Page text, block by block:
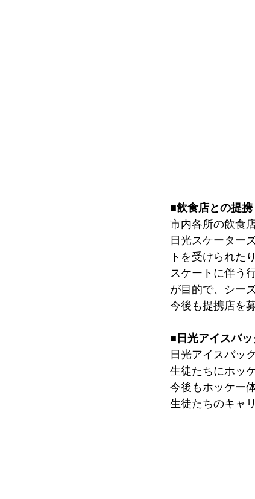
■飲食店との提携
市内各所の飲食
日光スケーター
トを受けられた
スケートに伴う
が目的で、シー
今後も提携店を
■日光アイスバ
日光アイスバッ
生徒たちにホッ
今後もホッケー
生徒たちのキャ